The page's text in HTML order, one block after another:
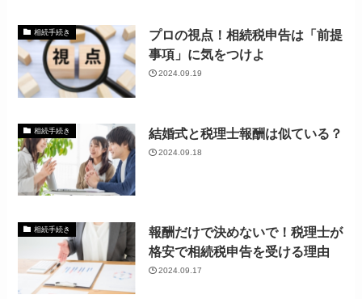
相続手続き
プロの視点！相続税申告は「前提
事項」に気をつけよ
2024.09.19
相続手続き 結婚式と税理士報酬は似ている？
2024.09.18
相続手続き
報酬だけで決めないで！税理士が
格安で相続税申告を受ける理由
2024.09.17